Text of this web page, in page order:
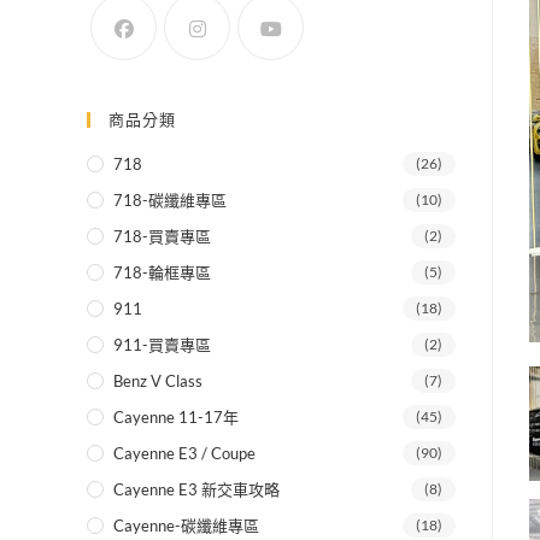
商品分類
718 (26)
718-碳纖維專區 (10)
718-買賣專區 (2)
718-輪框專區 (5)
911 (18)
911-買賣專區 (2)
Benz V Class (7)
Cayenne 11-17年 (45)
Cayenne E3 / Coupe (90)
Cayenne E3 新交車攻略 (8)
Cayenne-碳纖維專區 (18)